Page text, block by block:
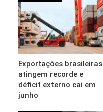
Exportações brasileiras
atingem recorde e
déficit externo cai em
junho